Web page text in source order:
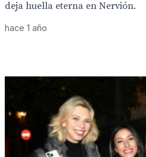
deja huella eterna en Nervión.
hace 1 año